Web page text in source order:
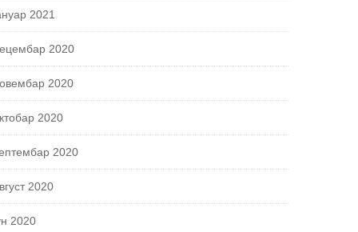
2021
2020
2020
2020
2020
2020
2020